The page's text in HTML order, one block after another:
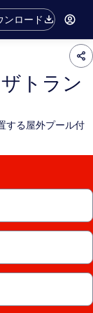
ンロード
トラン
する屋外プール付